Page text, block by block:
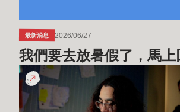
上
回
來
最新消息 2026/06/27
我們要去放暑假了，馬上
200
年
的